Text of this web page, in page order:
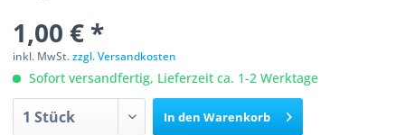
1,00 € *
inkl. MwSt.zzgl. Versandkosten
Sofort versandfertig, Lieferzeit ca. 1-2 Werktage
In den Warenkorb